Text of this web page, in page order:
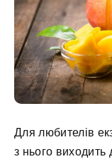
Для любителів
з нього виходить